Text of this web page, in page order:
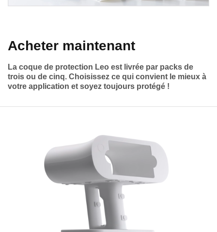
Acheter maintenant
La coque de protection Leo est livrée par packs de
trois ou de cinq. Choisissez ce qui convient le mieux à
votre application et soyez toujours protégé !